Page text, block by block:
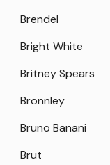
Brendel
Bright White
Britney Spears
Bronnley
Bruno Banani
Brut